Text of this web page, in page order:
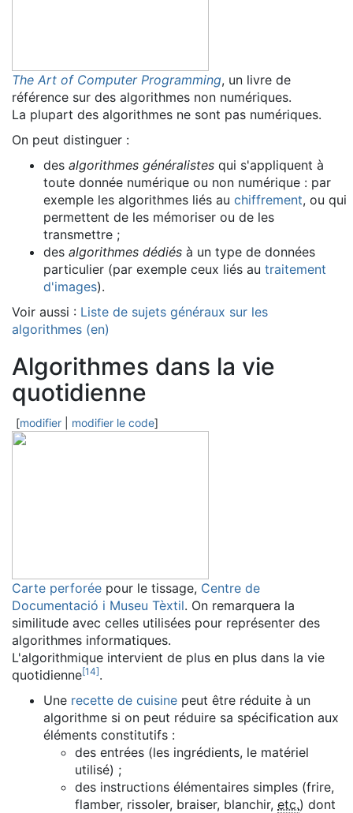
The Art of Computer Programming, un livre de
référence sur des algorithmes non numériques.
La plupart des algorithmes ne sont pas numériques.
On peut distinguer :
des algorithmes généralistes qui s'appliquent à
toute donnée numérique ou non numérique : par
exemple les algorithmes liés au chiffrement, ou qui
permettent de les mémoriser ou de les
transmettre ;
des algorithmes dédiés à un type de données
particulier (par exemple ceux liés au traitement
d'images).
Voir aussi : Liste de sujets généraux sur les
algorithmes (en)
Algorithmes dans la vie
quotidienne
[modifier modifier le code]
Carte perforée pour le tissage, Centre de
Documentació i Museu Tèxtil. On remarquera la
similitude avec celles utilisées pour représenter des
algorithmes informatiques.
L'algorithmique intervient de plus en plus dans la vie
quotidienne[14].
Une recette de cuisine peut être réduite à un
algorithme si on peut réduire sa spécification aux
éléments constitutifs :
des entrées (les ingrédients, le matériel
utilisé) ;
des instructions élémentaires simples (frire,
flamber, rissoler, braiser, blanchir, etc.) dont